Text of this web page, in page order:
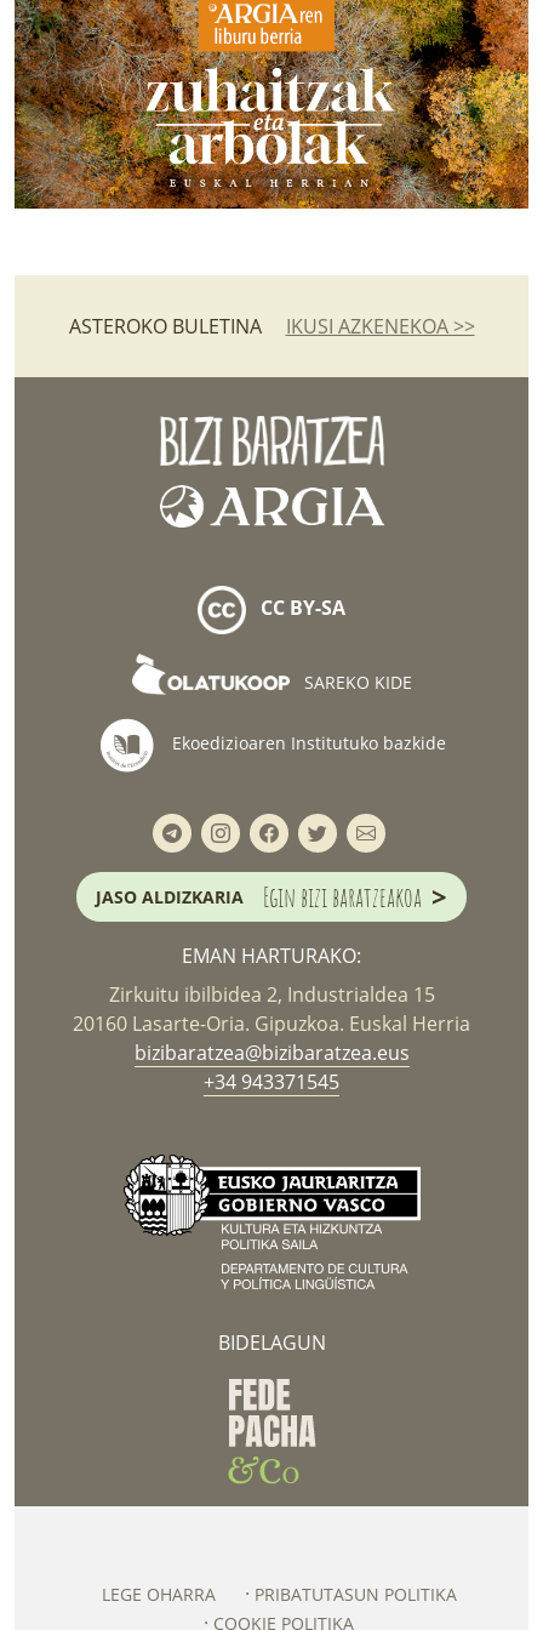
ASTEROKO BULETINA IKUSI AZKENEKOA >>
CC BY-SA
SAREKO KIDE
Ekoedizioaren Institutuko bazkide
JASO ALDIZKARIA Egin bizi baratzeakoa >
EMAN HARTURAKO:
Zirkuitu ibilbidea 2, Industrialdea 15
20160 Lasarte-Oria. Gipuzkoa. Euskal Herria
bizibaratzea@bizibaratzea.eus
+34 943371545
BIDELAGUN
LEGE OHARRA
PRIBATUTASUN POLITIKA
COOKIE POLITIKA